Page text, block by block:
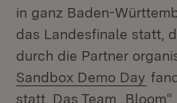
in ganz Baden-
das Landesfinale statt,
durch die Partner
Sandbox Demo Day
statt. Das Team